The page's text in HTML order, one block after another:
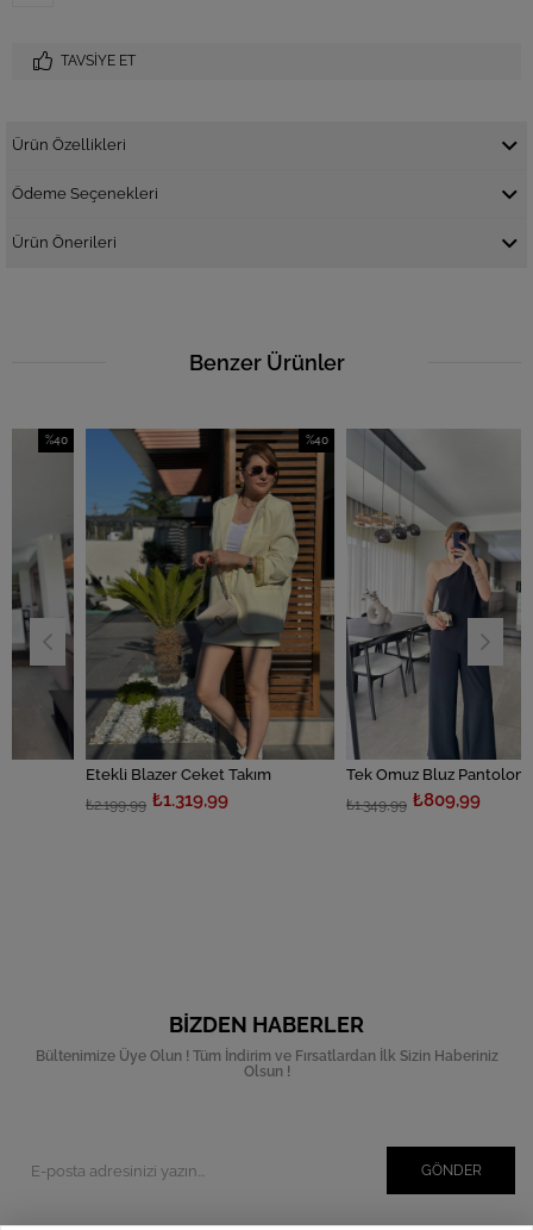
TAVSIYE ET
Ürün Özellikleri
Ödeme Seçenekleri
Ürün Önerileri
Benzer Ürünler
Etekli Blazer Ceket Takım
₺1.319,99
₺2.199,99
%40
İndirim
%40İndirim
Tek Omuz Bluz Pantolon Takım
₺809,99
₺1.349,99
BIZDEN HABERLER
Bültenimize Üye Olun ! Tüm İndirim ve Fırsatlardan İlk Sizin Haberiniz
Olsun !
GÖNDER